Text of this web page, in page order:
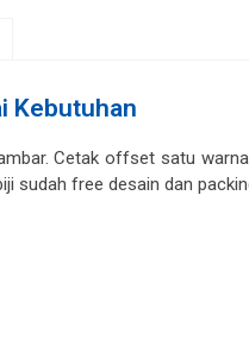
Kebutuhan
Cetak offset satu
sudah free desain dan